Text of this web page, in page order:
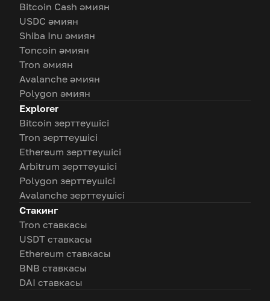
Bitcoin Cash әмиян
USDC әмиян
Shiba Inu әмиян
Toncoin әмиян
Tron әмиян
Avalanche әмиян
Polygon әмиян
Explorer
Bitcoin зерттеушісі
Tron зерттеушісі
Ethereum зерттеушісі
Arbitrum зерттеушісі
Polygon зерттеушісі
Avalanche зерттеушісі
Стакинг
Tron ставкасы
USDT ставкасы
Ethereum ставкасы
BNB ставкасы
DAI ставкасы